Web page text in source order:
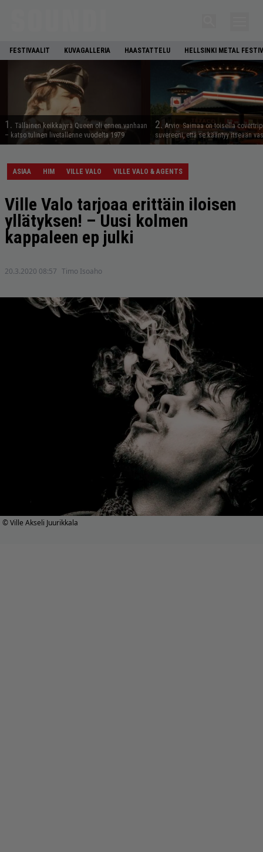
FESTIVAALIT KUVAGALLERIA HAASTATTELU HELLSINKI METAL
1. Tällainen keikkajyrä Queen oli ennen vanhaan
– katso tulinen livetallenne vuodelta 1979
2. Arvio: Saimaa on toisella
suvereeni, että se kääntyy itseään
ASIAA HIM VILLE VALO VILLE VALO & AGENTS
Ville Valo tarjoaa erittäin iloisen
yllätyksen! – Uusi kolmen
kappaleen ep julki
20.3.2020 08:57 Timo Isoaho
© Ville Akseli Juurikkala